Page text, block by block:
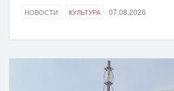
НОВОСТИ КУЛЬТУРА 07.08.2026